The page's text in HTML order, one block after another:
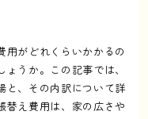
用がどれくらいかかるの
うか。この記事では、
と、その内訳について詳
替え費用は、家の広さや